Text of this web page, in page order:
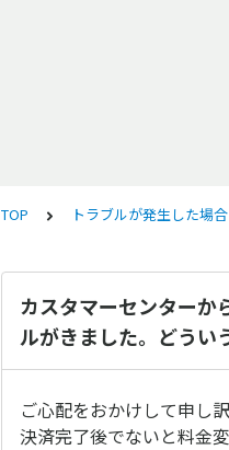
TOP トラブルが発生した場合
カスタマーセンターか
ルがきました。どうい
ご心配をおかけして申し
決済完了後でないと料金